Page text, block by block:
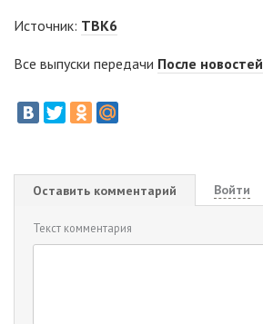
Источник: ТВК6
Все выпуски передачи После новостей
Оставить комментарий Войти
Текст комментария